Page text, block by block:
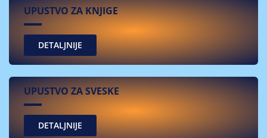
UPUSTVO ZA KNJIGE
UPUSTVO ZA SVESKE